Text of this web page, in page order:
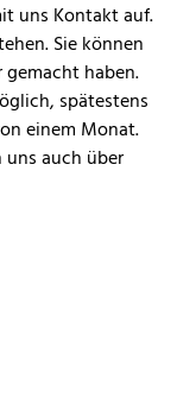
uns Kontakt auf.
Sie können
haben.
spätestens
einem Monat.
uns auch über